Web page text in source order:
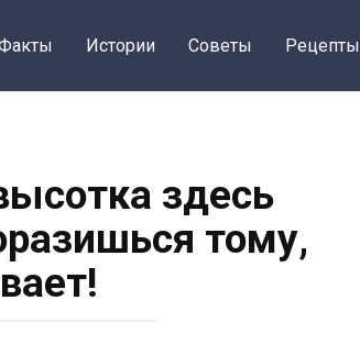
Истории Советы Рецепты
здесь
тому,